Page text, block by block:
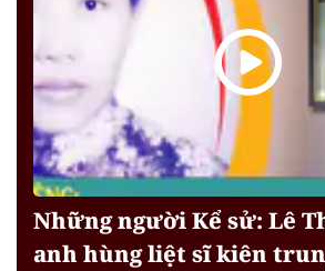
Những người Kể sử: Lê
anh hùng liệt sĩ kiên